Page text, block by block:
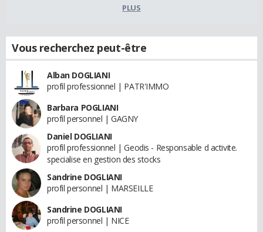
PLUS
Vous recherchez peut-être
Alban DOGLIANI
profil professionnel | PATR'IMMO
Barbara POGLIANI
profil personnel | GAGNY
Daniel DOGLIANI
profil professionnel | Geodis - Responsable d activite.
specialise en gestion des stocks
Sandrine DOGLIANI
profil personnel | MARSEILLE
Sandrine DOGLIANI
profil personnel | NICE